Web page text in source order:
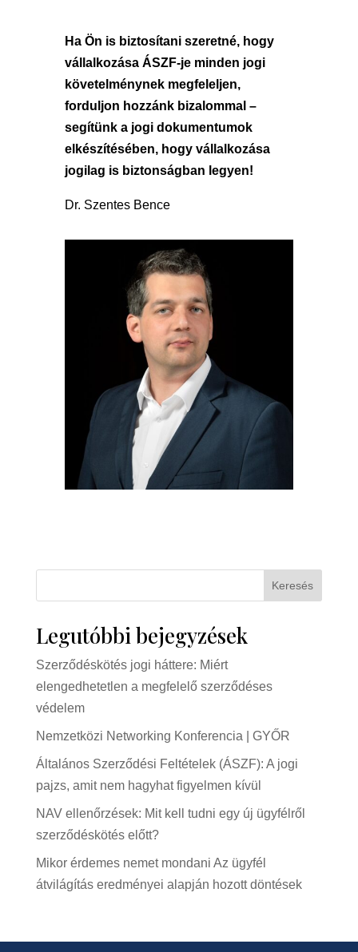
Ha Ön is biztosítani szeretné, hogy
vállalkozása ÁSZF-je minden jogi
követelménynek megfeleljen,
forduljon hozzánk bizalommal –
segítünk a jogi dokumentumok
elkészítésében, hogy vállalkozása
jogilag is biztonságban legyen!
Dr. Szentes Bence
Keresés
Legutóbbi bejegyzések
Szerződéskötés jogi háttere: Miért
elengedhetetlen a megfelelő szerződéses
védelem
Nemzetközi Networking Konferencia | GYŐR
Általános Szerződési Feltételek (ÁSZF): A jogi
pajzs, amit nem hagyhat figyelmen kívül
NAV ellenőrzések: Mit kell tudni egy új ügyfélről
szerződéskötés előtt?
Mikor érdemes nemet mondani Az ügyfél
átvilágítás eredményei alapján hozott döntések